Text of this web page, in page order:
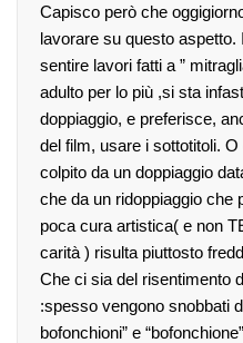
Capisco però che
lavorare su questo
sentire lavori fatti a ”
adulto per lo più ,si sta
doppiaggio, e preferisce,
del film, usare i sottotitoli.
colpito da un doppiaggio
che da un ridoppiaggio che
poca cura artistica( e non
carità ) risulta piuttosto
Che ci sia del risentimento
:spesso vengono snobbati
bofonchioni” e